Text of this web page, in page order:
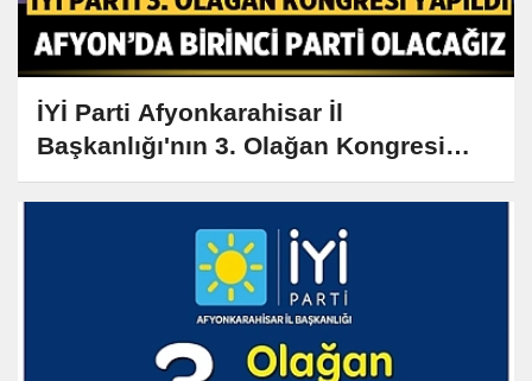
İYİ Parti Afyonkarahisar İl
Başkanlığı'nın 3. Olağan Kongresi
gerçekleşti